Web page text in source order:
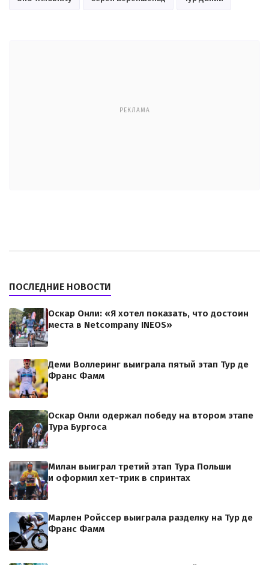
РЕКЛАМА
ПОСЛЕДНИЕ НОВОСТИ
Оскар Онли: «Я хотел показать, что достоин
места в Netcompany INEOS»
Деми Воллеринг выиграла пятый этап Тур де
Франс Фамм
Оскар Онли одержал победу на втором этапе
Тура Бургоса
Милан выиграл третий этап Тура Польши
и оформил хет-трик в спринтах
Марлен Ройссер выиграла разделку на Тур де
Франс Фамм